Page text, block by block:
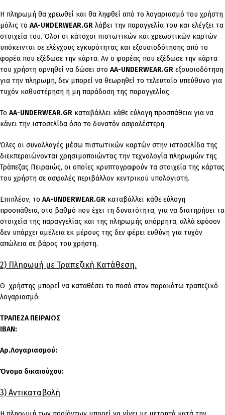
Η πληρωμή θα χρεωθεί και θα ληφθεί από το λογαριασμό του χρήστη
μόλις το AA-UNDERWEAR.GR λάβει την παραγγελία του και ελέγξει τα
στοιχεία του. Όλοι οι κάτοχοι πιστωτικών και χρεωστικών καρτών
υπόκεινται σε ελέγχους εγκυρότητας και εξουσιοδότησης από το
φορέα που εξέδωσε την κάρτα. Αν ο φορέας που εξέδωσε την κάρτα
του χρήστη αρνηθεί να δώσει στο AA-UNDERWEAR.GR εξουσιοδότηση
για την πληρωμή, δεν μπορεί να θεωρηθεί το τελευταίο υπεύθυνο για
τυχόν καθυστέρηση ή μη παράδοση της παραγγελίας.
Το AA-UNDERWEAR.GR καταβάλλει κάθε εύλογη προσπάθεια για να
κάνει την ιστοσελίδα όσο το δυνατόν ασφαλέστερη.
Όλες οι συναλλαγές μέσω πιστωτικών καρτών στην ιστοσελίδα της
διεκπεραιώνονται χρησιμοποιώντας την τεχνολογία πληρωμών της
Τράπεζας Πειραιώς, οι οποίες κρυπτογραφούν τα στοιχεία της κάρτας
του χρήστη σε ασφαλές περιβάλλον κεντρικού υπολογιστή.
Επιπλέον, το AA-UNDERWEAR.GR καταβάλλει κάθε εύλογη
προσπάθεια, στο βαθμό που έχει τη δυνατότητα, για να διατηρήσει τα
στοιχεία της παραγγελίας και της πληρωμής απόρρητα, αλλά εφόσον
δεν υπάρχει αμέλεια εκ μέρους της δεν φέρει ευθύνη για τυχόν
απώλεια σε βάρος του χρήστη.
2) Πληρωμή με Τραπεζική Κατάθεση.
Ο χρήστης μπορεί να καταθέσει το ποσό στον παρακάτω τραπεζικό
λογαριασμό:
ΤΡΑΠΕΖΑ ΠΕΙΡΑΙΩΣ
IBAN:
Αρ.Λογαριασμού:
Όνομα δικαιούχου:
3) Αντικαταβολή